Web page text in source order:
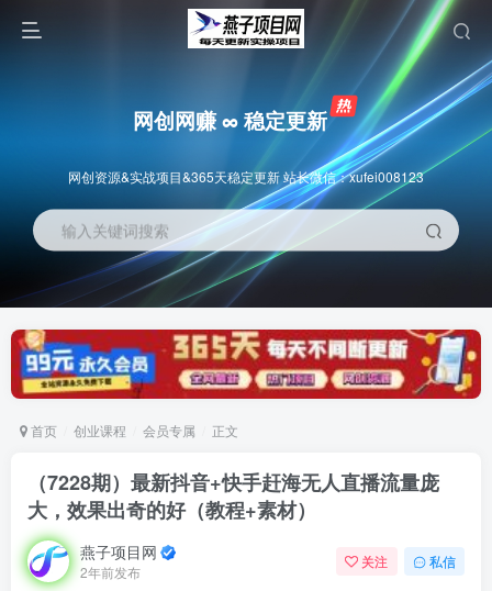
网创网赚 ∞ 稳定更新
网创资源&实战项目&365天稳定更新 站长微信：xufei008123
输入关键词搜索
首页 创业课程 会员专属 正文
（7228期）最新抖音+快手赶海无人直播流量庞
大，效果出奇的好（教程+素材）
燕子项目网
2年前发布
关注 私信